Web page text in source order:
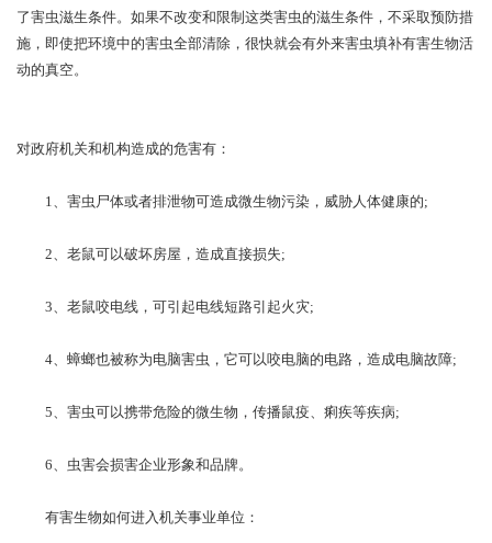
了害虫滋生条件。如果不改变和限制这类害虫的滋生条件，不采取预防措
施，即使把环境中的害虫全部清除，很快就会有外来害虫填补有害生物活
动的真空。
对政府机关和机构造成的危害有：
1、害虫尸体或者排泄物可造成微生物污染，威胁人体健康的;
2、老鼠可以破坏房屋，造成直接损失;
3、老鼠咬电线，可引起电线短路引起火灾;
4、蟑螂也被称为电脑害虫，它可以咬电脑的电路，造成电脑故障;
5、害虫可以携带危险的微生物，传播鼠疫、痢疾等疾病;
6、虫害会损害企业形象和品牌。
有害生物如何进入机关事业单位：